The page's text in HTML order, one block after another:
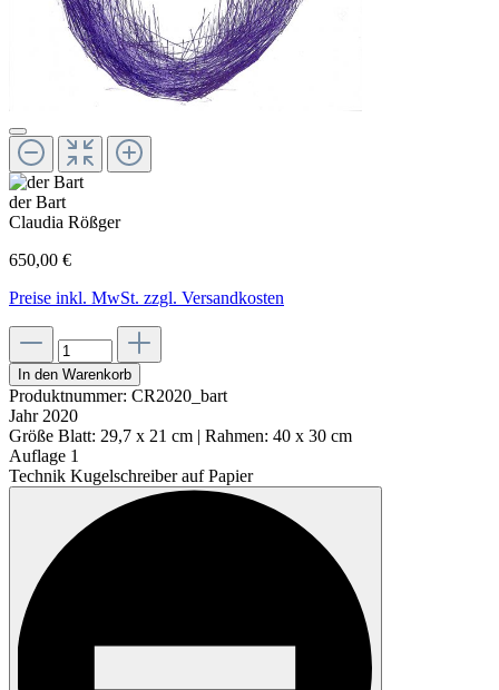
der Bart
Claudia Rößger
650,00 €
Preise inkl. MwSt. zzgl. Versandkosten
In den Warenkorb
Produktnummer: CR2020_bart
Jahr 2020
Größe Blatt: 29,7 x 21 cm | Rahmen: 40 x 30 cm
Auflage 1
Technik Kugelschreiber auf Papier